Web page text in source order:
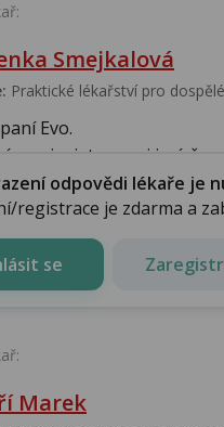
Smejkalová
Praktické lékařství pro dospělé
Evo.
popisujete se mi jeví, že
odpovědi lékaře je
registrace je zdarma a
se
Marek